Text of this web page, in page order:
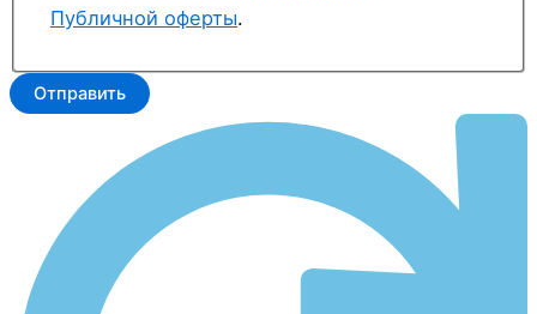
Публичной оферты.
Отправить